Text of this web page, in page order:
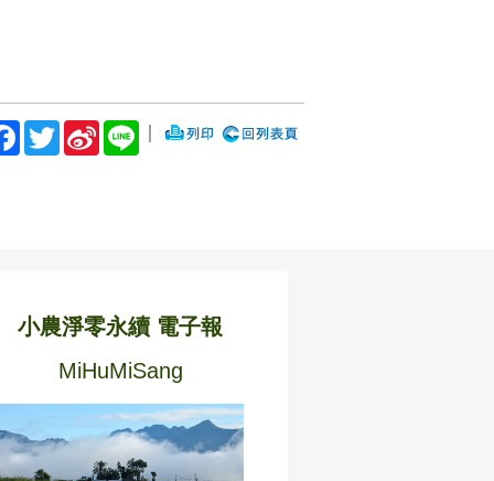
Facebook
TwitterSina
Weibo
Line
小農淨零永續 電子報
MiHuMiSang